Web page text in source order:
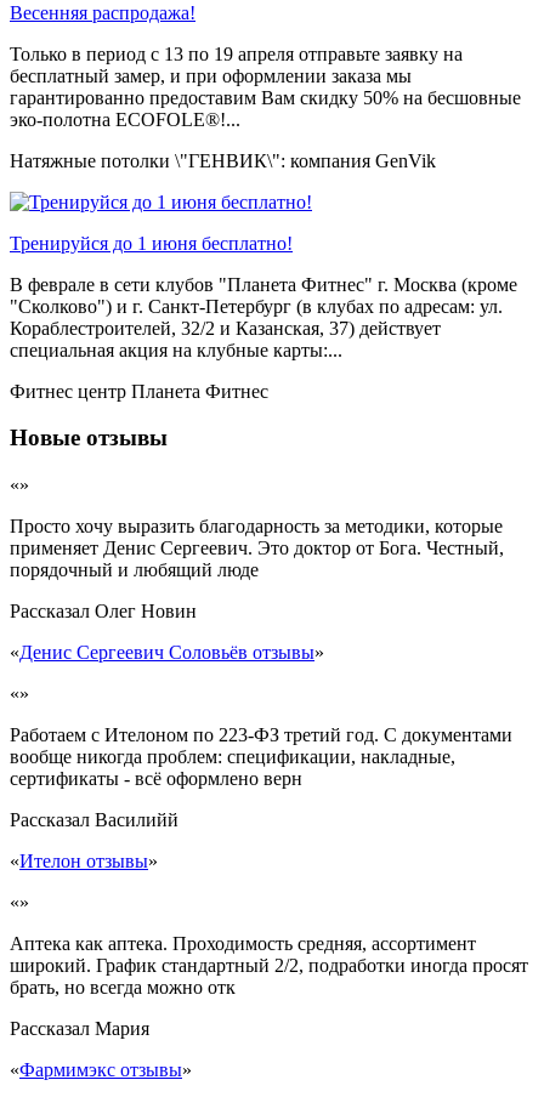
Весенняя распродажа!
Только в период c 13 по 19 апреля отправьте заявку на
бесплатный замер, и при оформлении заказа мы
гарантированно предоставим Вам скидку 50% на бесшовные
эко-полотна ECOFOLE®!...
Натяжные потолки \"ГЕНВИК\": компания GenVik
Тренируйся до 1 июня бесплатно!
В феврале в сети клубов "Планета Фитнес" г. Москва (кроме
"Сколково") и г. Санкт-Петербург (в клубах по адресам: ул.
Кораблестроителей, 32/2 и Казанская, 37) действует
специальная акция на клубные карты:...
Фитнес центр Планета Фитнес
Новые отзывы
«»
Просто хочу выразить благодарность за методики, которые
применяет Денис Сергеевич. Это доктор от Бога. Честный,
порядочный и любящий люде
Рассказал Олег Новин
«Денис Сергеевич Соловьёв отзывы»
«»
Работаем с Ителоном по 223-ФЗ третий год. С документами
вообще никогда проблем: спецификации, накладные,
сертификаты - всё оформлено верн
Рассказал Василийй
«Ителон отзывы»
«»
Аптека как аптека. Проходимость средняя, ассортимент
широкий. График стандартный 2/2, подработки иногда просят
брать, но всегда можно отк
Рассказал Мария
«Фармимэкс отзывы»